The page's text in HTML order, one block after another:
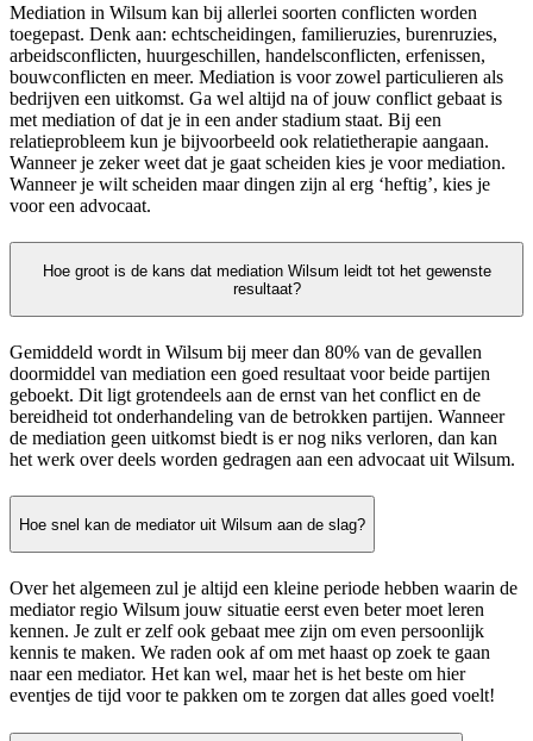
Mediation in Wilsum kan bij allerlei soorten conflicten worden
toegepast. Denk aan: echtscheidingen, familieruzies, burenruzies,
arbeidsconflicten, huurgeschillen, handelsconflicten, erfenissen,
bouwconflicten en meer. Mediation is voor zowel particulieren als
bedrijven een uitkomst. Ga wel altijd na of jouw conflict gebaat is
met mediation of dat je in een ander stadium staat. Bij een
relatieprobleem kun je bijvoorbeeld ook relatietherapie aangaan.
Wanneer je zeker weet dat je gaat scheiden kies je voor mediation.
Wanneer je wilt scheiden maar dingen zijn al erg ‘heftig’, kies je
voor een advocaat.
Hoe groot is de kans dat mediation Wilsum leidt tot het gewenste
resultaat?
Gemiddeld wordt in Wilsum bij meer dan 80% van de gevallen
doormiddel van mediation een goed resultaat voor beide partijen
geboekt. Dit ligt grotendeels aan de ernst van het conflict en de
bereidheid tot onderhandeling van de betrokken partijen. Wanneer
de mediation geen uitkomst biedt is er nog niks verloren, dan kan
het werk over deels worden gedragen aan een advocaat uit Wilsum.
Hoe snel kan de mediator uit Wilsum aan de slag?
Over het algemeen zul je altijd een kleine periode hebben waarin de
mediator regio Wilsum jouw situatie eerst even beter moet leren
kennen. Je zult er zelf ook gebaat mee zijn om even persoonlijk
kennis te maken. We raden ook af om met haast op zoek te gaan
naar een mediator. Het kan wel, maar het is het beste om hier
eventjes de tijd voor te pakken om te zorgen dat alles goed voelt!